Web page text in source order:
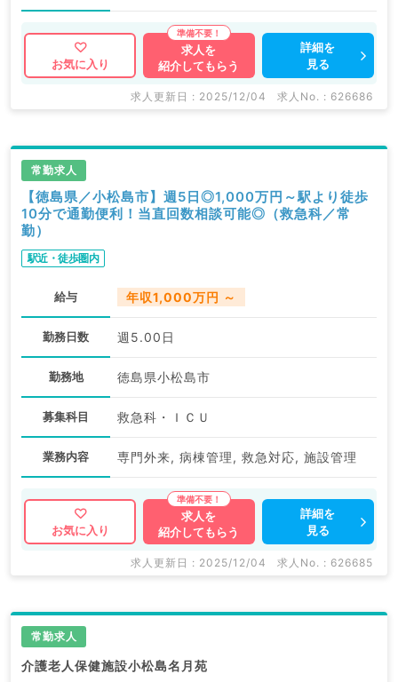
お気に入り
求人を
紹介してもらう
詳細を
見る
求人更新日 : 2025/12/04 求人No. : 626686
常勤求人
【徳島県／小松島市】週5日◎1,000万円～駅より徒歩
10分で通勤便利！当直回数相談可能◎（救急科／常
勤）
駅近・徒歩圏内
給与 年収1,000万円 ～
勤務日数 週5.00日
勤務地 徳島県小松島市
募集科目 救急科・ＩＣＵ
業務内容 専門外来, 病棟管理, 救急対応, 施設管理
お気に入り
求人を
紹介してもらう
詳細を
見る
求人更新日 : 2025/12/04 求人No. : 626685
常勤求人
介護老人保健施設小松島名月苑